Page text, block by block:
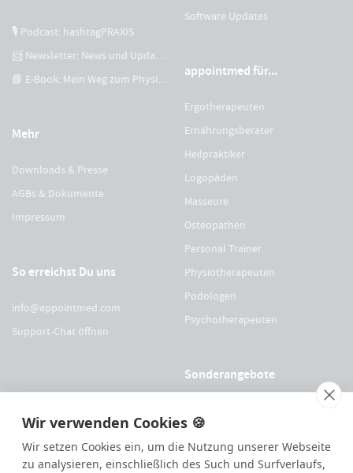
Wir verwenden Cookies 🍪
Wir setzen Cookies ein, um die Nutzung unserer Webseite
zu analysieren, einschließlich des Such und Surfverlaufs,
🎙 Podcast: hashtagPRAXIS
📨 Newsletter: News und Updates
📘 E-Book: Mein Weg zum Physiotherapeuten
Mehr
Downloads & Presse
AGBs & Dokumente
Impressum
So erreichst Du uns
info@appointmed.com
Support-Chat öffnen
Software Updates
appointmed für...
Ergotherapeuten
Ernährungsberater
Heilpraktiker
Logopäden
Masseure
Osteopathen
Personal Trainer
Physiotherapeuten
Podologen
Psychotherapeuten
Sonderangebote
Für OEGO Mitglieder